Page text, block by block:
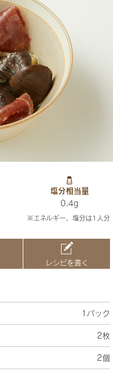
塩分相当量
0.4g
※エネルギー、塩分は1人分
レシピを書く
1パック
2枚
2個